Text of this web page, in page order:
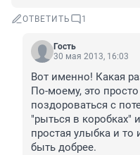
ОТВЕТИТЬ 1
Гость
30 мая 2013, 16:03
Вот именно! Какая
По-моему, это
поздороваться с
"рыться в коробках"
простая улыбка и
быть добрее.